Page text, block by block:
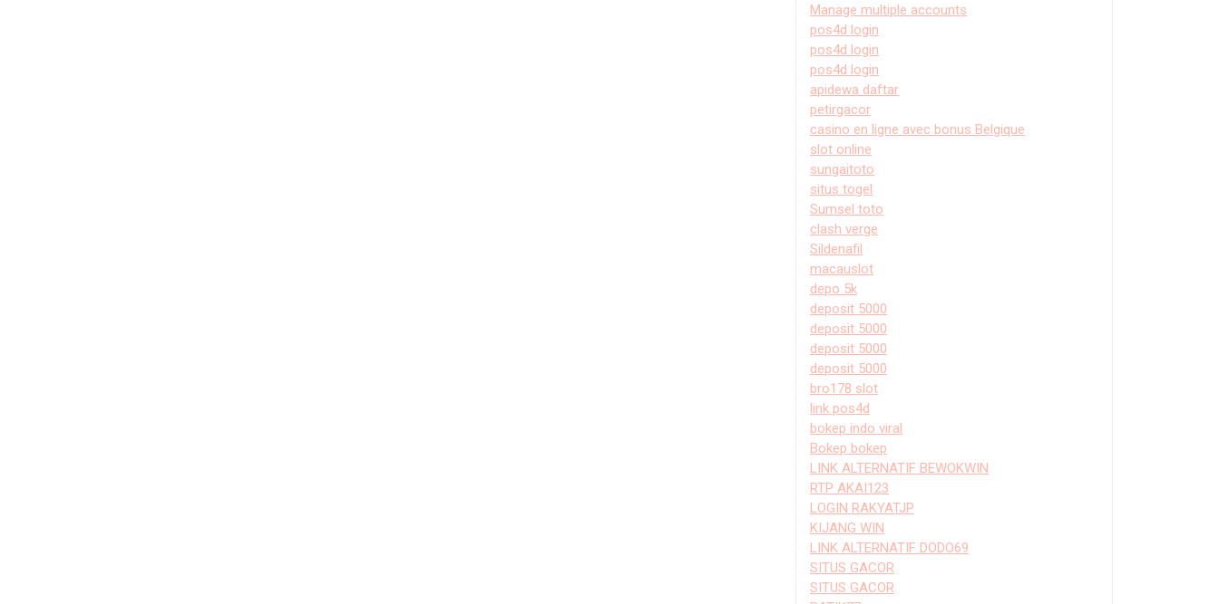
Manage multiple accounts
pos4d login
pos4d login
pos4d login
apidewa daftar
petirgacor
casino en ligne avec bonus Belgique
slot online
sungaitoto
situs togel
Sumsel toto
clash verge
Sildenafil
macauslot
depo 5k
deposit 5000
deposit 5000
deposit 5000
deposit 5000
bro178 slot
link pos4d
bokep indo viral
Bokep bokep
LINK ALTERNATIF BEWOKWIN
RTP AKAI123
LOGIN RAKYATJP
KIJANG WIN
LINK ALTERNATIF DODO69
SITUS GACOR
SITUS GACOR